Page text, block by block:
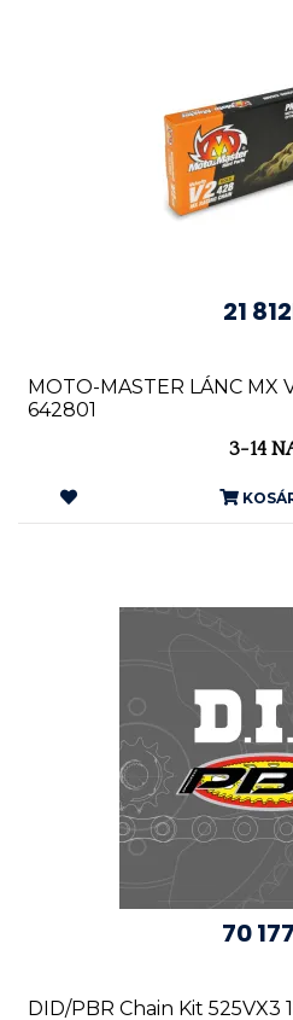
21
MOTO-MASTER LÁNC MX
642801
3-14
70
DID/PBR Chain Kit 525VX3